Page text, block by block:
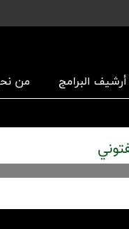
أرشیف البرامج من